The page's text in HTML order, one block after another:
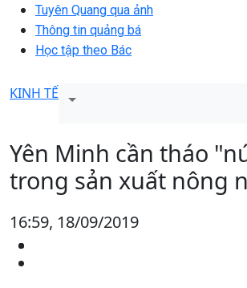
Tuyên Quang qua ảnh
Thông tin quảng bá
Học tập theo Bác
KINH TẾ
Yên Minh cần tháo
trong sản xuất nông
16:59, 18/09/2019